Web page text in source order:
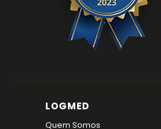
LOGMED
Quem Somos